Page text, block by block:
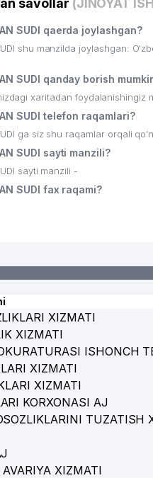
savollar (JINOYAT
SUDI qaerda joylashgan?
shu manzilda joylashgan:
SUDI qanday borish
xaritadan foydalanishingiz
SUDI telefon raqamlari?
ga siz shu raqamlar orqali
SUDI sayti manzili?
sayti manzili -
SUDI fax raqami?
XIZMATI
XIZMATI
ISHONCH
XIZMATI
XIZMATI
KORXONASI AJ
TUZATISH
XIZMATI